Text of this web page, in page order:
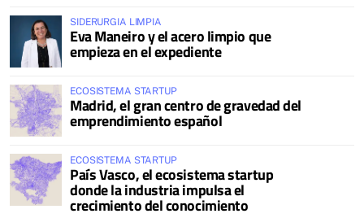
SIDERURGIA LIMPIA
Eva Maneiro y el acero limpio que
empieza en el expediente
ECOSISTEMA STARTUP
Madrid, el gran centro de gravedad del
emprendimiento español
ECOSISTEMA STARTUP
País Vasco, el ecosistema startup
donde la industria impulsa el
crecimiento del conocimiento